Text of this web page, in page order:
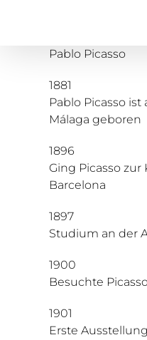
Pablo Picasso
1881
Pablo Picasso ist
Málaga geboren
1896
Ging Picasso
Barcelona
1897
Studium an der
1900
Besuchte
1901
Erste